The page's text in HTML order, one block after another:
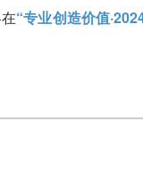
“专业创造价值